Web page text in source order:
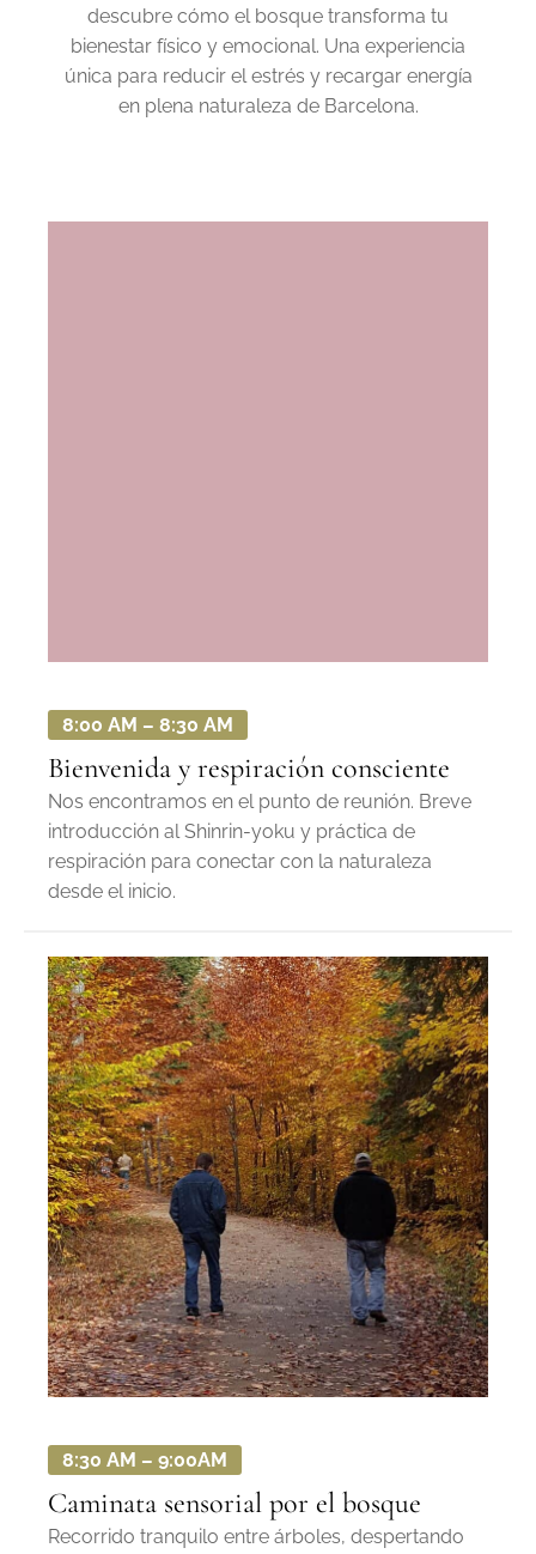
descubre cómo el bosque transforma tu
bienestar físico y emocional. Una experiencia
única para reducir el estrés y recargar energía
en plena naturaleza de Barcelona.
8:00 AM – 8:30 AM
Bienvenida y respiración consciente
Nos encontramos en el punto de reunión. Breve
introducción al Shinrin-yoku y práctica de
respiración para conectar con la naturaleza
desde el inicio.
8:30 AM – 9:00AM
Caminata sensorial por el bosque
Recorrido tranquilo entre árboles, despertando